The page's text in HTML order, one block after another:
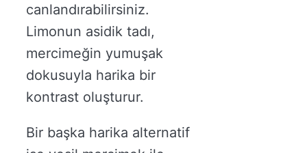
canlandırabilirsiniz.
Limonun asidik tadı,
mercimeğin yumuşak
dokusuyla harika bir
kontrast oluşturur.
Bir başka harika alternatif